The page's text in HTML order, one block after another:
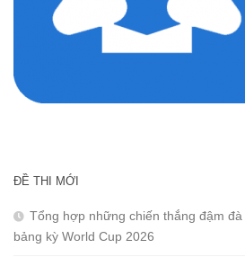
ĐỀ THI MỚI
Tổng hợp những chiến thắng đậm
bảng kỳ World Cup 2026